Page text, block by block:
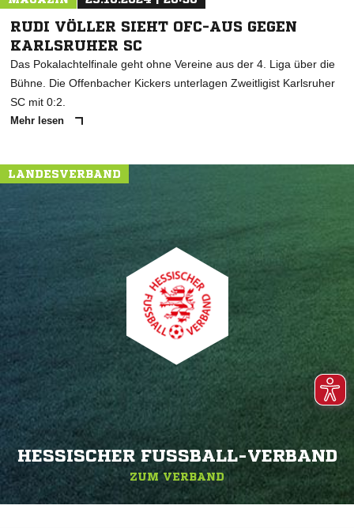
RUDI VÖLLER SIEHT OFC-AUS GEGEN
KARLSRUHER SC
Das Pokalachtelfinale geht ohne Vereine aus der 4. Liga über die
Bühne. Die Offenbacher Kickers unterlagen Zweitligist Karlsruher
SC mit 0:2.
Mehr lesen
LANDESVERBAND
HESSISCHER FUSSBALL-VERBAND
ZUM VERBAND